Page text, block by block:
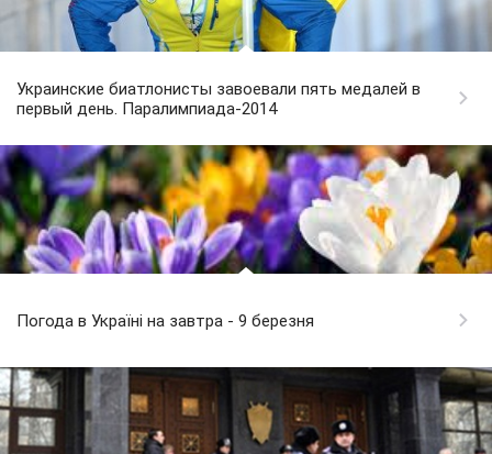
Украинские биатлонисты завоевали пять медалей в
первый день. Паралимпиада-2014
Погода в Україні на завтра - 9 березня